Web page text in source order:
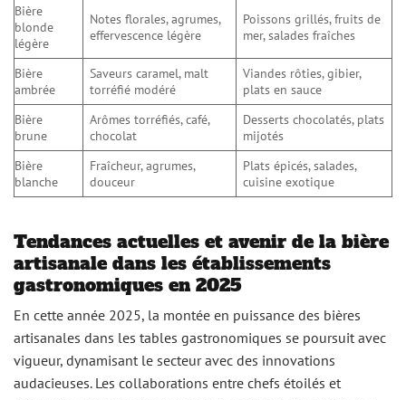
Bière
blonde
légère
Notes florales, agrumes,
effervescence légère
Poissons grillés, fruits de
mer, salades fraîches
Bière
ambrée
Saveurs caramel, malt
torréfié modéré
Viandes rôties, gibier,
plats en sauce
Bière
brune
Arômes torréfiés, café,
chocolat
Desserts chocolatés, plats
mijotés
Bière
blanche
Fraîcheur, agrumes,
douceur
Plats épicés, salades,
cuisine exotique
Tendances actuelles et avenir de la bière
artisanale dans les établissements
gastronomiques en 2025
En cette année 2025, la montée en puissance des bières
artisanales dans les tables gastronomiques se poursuit avec
vigueur, dynamisant le secteur avec des innovations
audacieuses. Les collaborations entre chefs étoilés et